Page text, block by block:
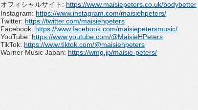
オフィシャルサイト : https://www. maisiepeters.co.uk/bodybetter
Instagram: https://www. instagram.com/maisiehpeters/
Twitter: https://twitter.com/maisiehpeters
Facebook: https://www.facebook.com/maisiepetersmusic/
YouTube: https://www.youtube. com/@MaisieHPeters
TikTok: https://www.tiktok. com/@maisiehpeters
Warner Music Japan: https://wmg.jp/maisie-peters/